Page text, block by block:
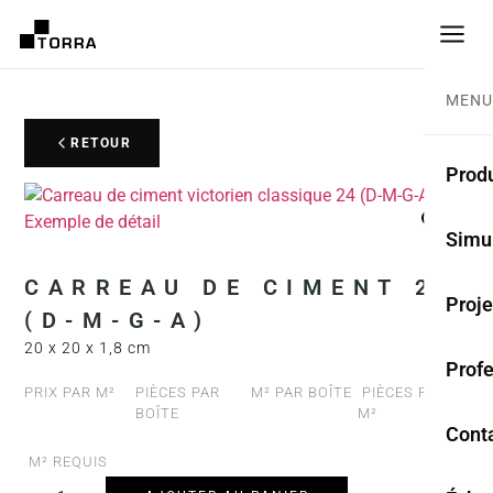
MENU
RETOUR
CARREAU DE CIMENT 24
(D-M-G-A)
20 x 20 x 1,8 cm
PRIX PAR M²
PIÈCES PAR
BOÎTE
M² PAR BOÎTE
PIÈCES PAR
M²
M² REQUIS